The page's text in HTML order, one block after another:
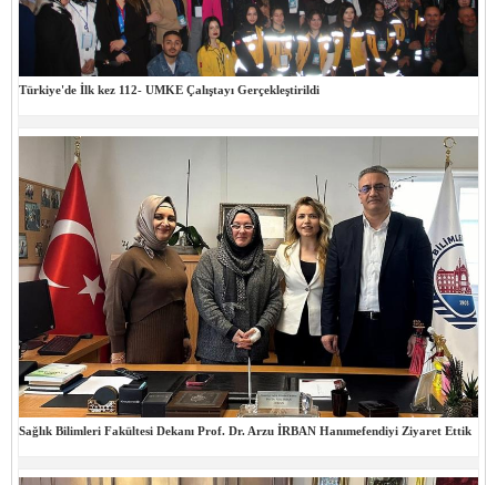
Türkiye'de İlk kez 112- UMKE Çalıştayı Gerçekleştirildi
Sağlık Bilimleri Fakültesi Dekanı Prof. Dr. Arzu İRBAN Hanımefendiyi Ziyaret Ettik